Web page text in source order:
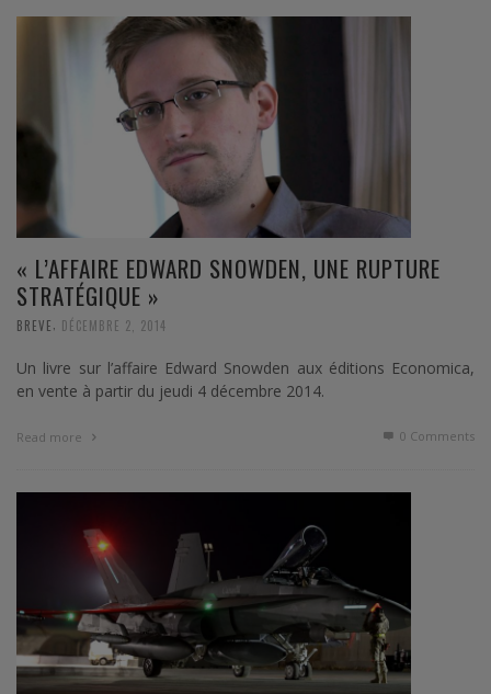
« L’AFFAIRE EDWARD SNOWDEN, UNE RUPTURE
STRATÉGIQUE »
BREVE DÉCEMBRE 2, 2014
Un livre sur l’affaire Edward Snowden aux éditions Economica,
en vente à partir du jeudi 4 décembre 2014.
Read more 0 Comments